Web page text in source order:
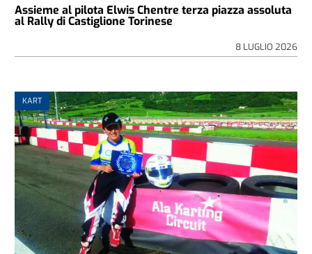
Assieme al pilota Elwis Chentre terza piazza assoluta
al Rally di Castiglione Torinese
8 LUGLIO 2026
KART